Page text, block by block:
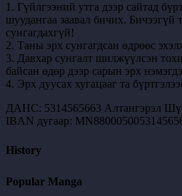
1. Гүйлгээний утга дээр сайтад
шуудангаа заавал бичих. Бичээгүй
сунгагдахгүй!
2. Таны эрх сунгагдсан өдрөөс
3. Давхар сунгалт шилжүүлсэн
байсан өдөр дээр сарын эрх
4. Эрх дуусах хугацааг та
ДАНС: 5314565663 Алтангэрэл
IBAN дугаар:
History
Popular Manga